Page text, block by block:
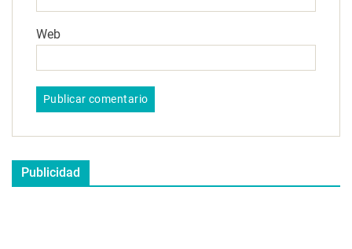
Web
Publicidad